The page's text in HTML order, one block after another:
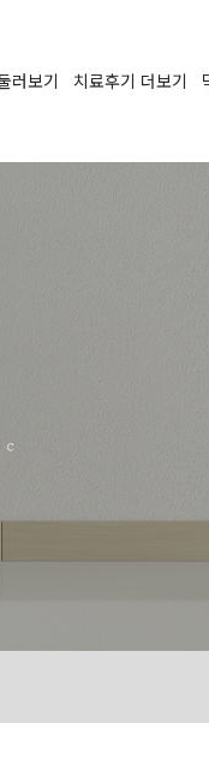
러보기 치료후기 더보기